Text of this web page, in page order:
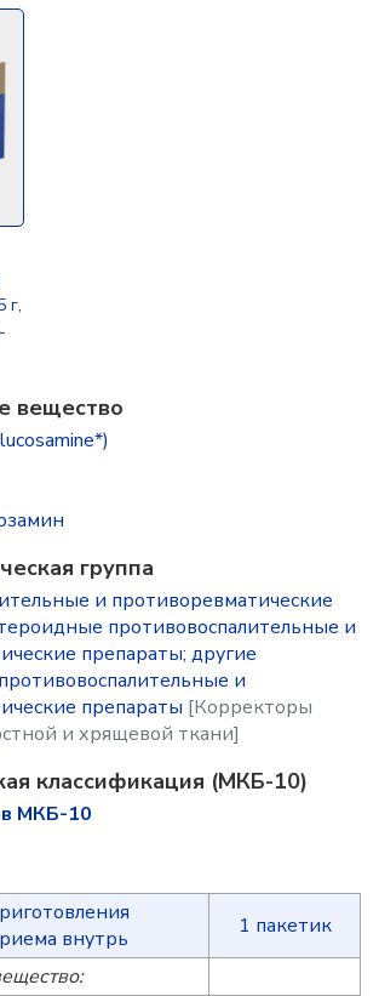
г,
вещество
группа
и противоревматические
противовоспалительные и
препараты; другие
и
препараты [Корректоры
и хрящевой ткани]
классификация (МКБ-10)
МКБ-10
внутрь
1 пакетик